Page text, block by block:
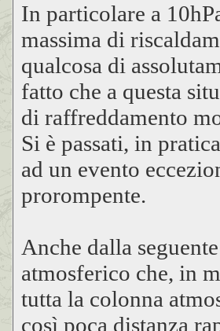
In particolare a
massima di
qualcosa di
fatto che a questa
di raffreddamento
Si è passati, in
ad un evento
prorompente.
Anche dalla
atmosferico che, in
tutta la colonna
così poca distanza